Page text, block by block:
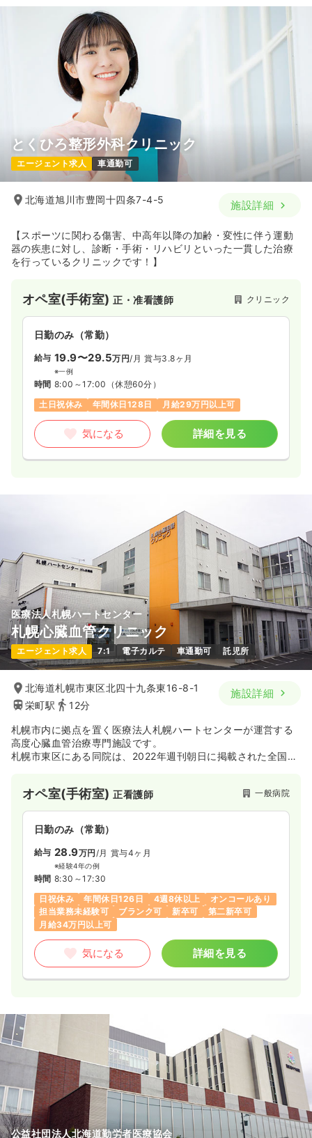
とくひろ整形外科クリニック
エージェント求人 車通勤可
北海道旭川市豊岡十四条7-4-5 施設詳細
【スポーツに関わる傷害、中高年以降の加齢・変性に伴う運動
器の疾患に対し、診断・手術・リハビリといった一貫した治療
を行っているクリニックです！】
オペ室(手術室)正・准看護師 クリニック
日勤のみ（常勤）
給与 19.9〜29.5万円/月 賞与3.8ヶ月
※一例
時間 8:00～17:00 （休憩60分）
土日祝休み
年間休日128日 月給29万円以上可
気になる 詳細を見る
医療法人札幌ハートセンター
札幌心臓血管クリニック
エージェント求人 7:1 電子カルテ 車通勤可 託児所
北海道札幌市東区北四十九条東16-8-1
栄町駅
12分
施設詳細
札幌市内に拠点を置く医療法人札幌ハートセンターが運営する
高度心臓血管治療専門施設です。
札幌市東区にある同院は、2022年週刊朝日に掲載された全国心
の実績を誇る病院です。
オペ室(手術室)正看護師 一般病院
日勤のみ（常勤）
給与 28.9万円 /月 賞与4ヶ月
※経験4年の例
時間 8:30～17:30
日祝休み
年間休日126日 4週8休以上
オンコールあり
担当業務未経験可
ブランク可 新卒可
第二新卒可
月給34万円以上可
気になる 詳細を見る
公益社団法人北海道勤労者医療協会